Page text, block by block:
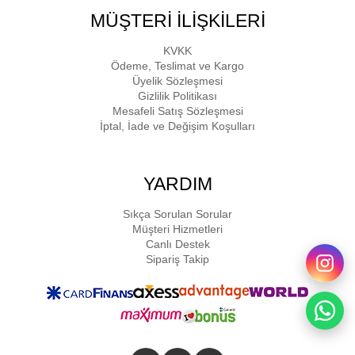
MÜŞTERİ İLİŞKİLERİ
KVKK
Ödeme, Teslimat ve Kargo
Üyelik Sözleşmesi
Gizlilik Politikası
Mesafeli Satış Sözleşmesi
İptal, İade ve Değişim Koşulları
YARDIM
Sıkça Sorulan Sorular
Müşteri Hizmetleri
Canlı Destek
Sipariş Takip